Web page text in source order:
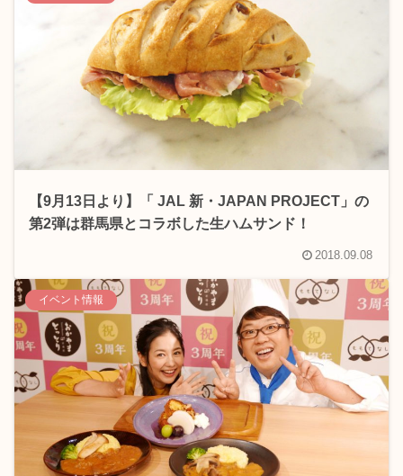
【9月13日より】「 JAL 新・JAPAN PROJECT」の
第2弾は群馬県とコラボした生ハムサンド！
2018.09.08
イベント情報